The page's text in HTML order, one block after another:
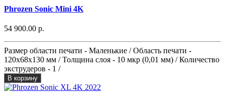
Phrozen Sonic Mini 4K
54 900.00 р.
Размер области печати - Маленькие / Область печати -
120x68x130 мм / Толщина слоя - 10 мкр (0,01 мм) / Количество
экструдеров - 1 /
В корзину